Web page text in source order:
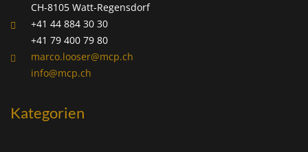
CH-8105 Watt-Regensdorf
+41 44 884 30 30
+41 79 400 79 80
marco.looser@mcp.ch
info@mcp.ch
Kategorien